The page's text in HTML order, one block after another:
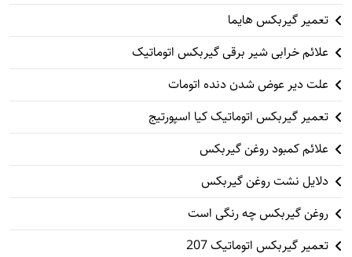
تعمیر گیربکس هایما
علائم خرابی شیر برقی گیربکس اتوماتیک
علت دیر عوض شدن دنده اتومات
تعمیر گیربکس اتوماتیک کیا اسپورتیج
علائم کمبود روغن گیربکس
دلایل نشت روغن گیربکس
روغن گیربکس چه رنگی است
تعمیر گیربکس اتوماتیک 207